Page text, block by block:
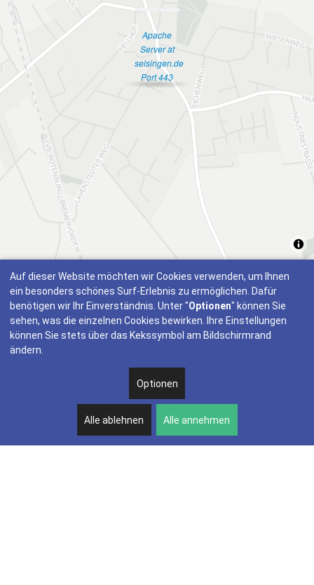
Apache
Server at
selsingen.de
Port 443
Auf dieser Website möchten wir Cookies verwenden, um Ihnen
ein besonders schönes Surf-Erlebnis zu ermöglichen. Dafür
benötigen wir Ihr Einverständnis. Unter "Optionen" können Sie
sehen, was die einzelnen Cookies bewirken. Ihre Einstellungen
können Sie stets über das Kekssymbol am Bildschirmrand
ändern.
Optionen
Alle ablehnen Alle annehmen